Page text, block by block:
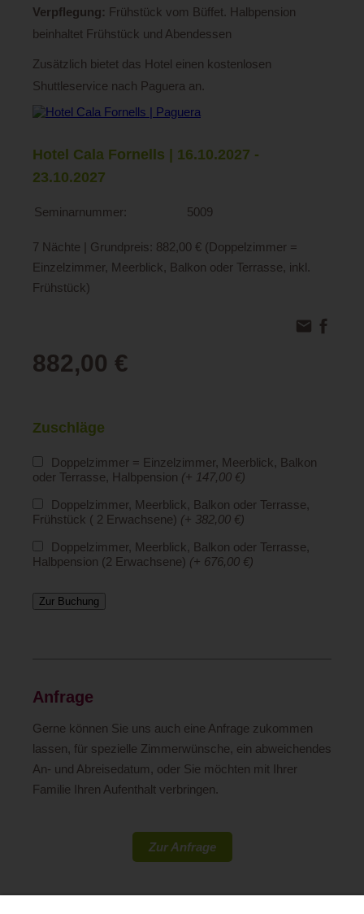
Verpflegung: Frühstück vom Büffet. Halbpension
beinhaltet Frühstück und Abendessen
Zusätzlich bietet das Hotel einen kostenlosen
Shuttleservice nach Paguera an.
Hotel Cala Fornells | 16.10.2027 -
23.10.2027
Seminarnummer: 5009
7 Nächte | Grundpreis: 882,00 € (Doppelzimmer =
Einzelzimmer, Meerblick, Balkon oder Terrasse, inkl.
Frühstück)
882,00 €
Zuschläge
Doppelzimmer = Einzelzimmer, Meerblick, Balkon
oder Terrasse, Halbpension (+ 147,00 €)
Doppelzimmer, Meerblick, Balkon oder Terrasse,
Frühstück ( 2 Erwachsene) (+ 382,00 €)
Doppelzimmer, Meerblick, Balkon oder Terrasse,
Halbpension (2 Erwachsene) (+ 676,00 €)
Zur Buchung
Anfrage
Gerne können Sie uns auch eine Anfrage zukommen
lassen, für spezielle Zimmerwünsche, ein abweichendes
An- und Abreisedatum, oder Sie möchten mit Ihrer
Familie Ihren Aufenthalt verbringen.
Zur Anfrage